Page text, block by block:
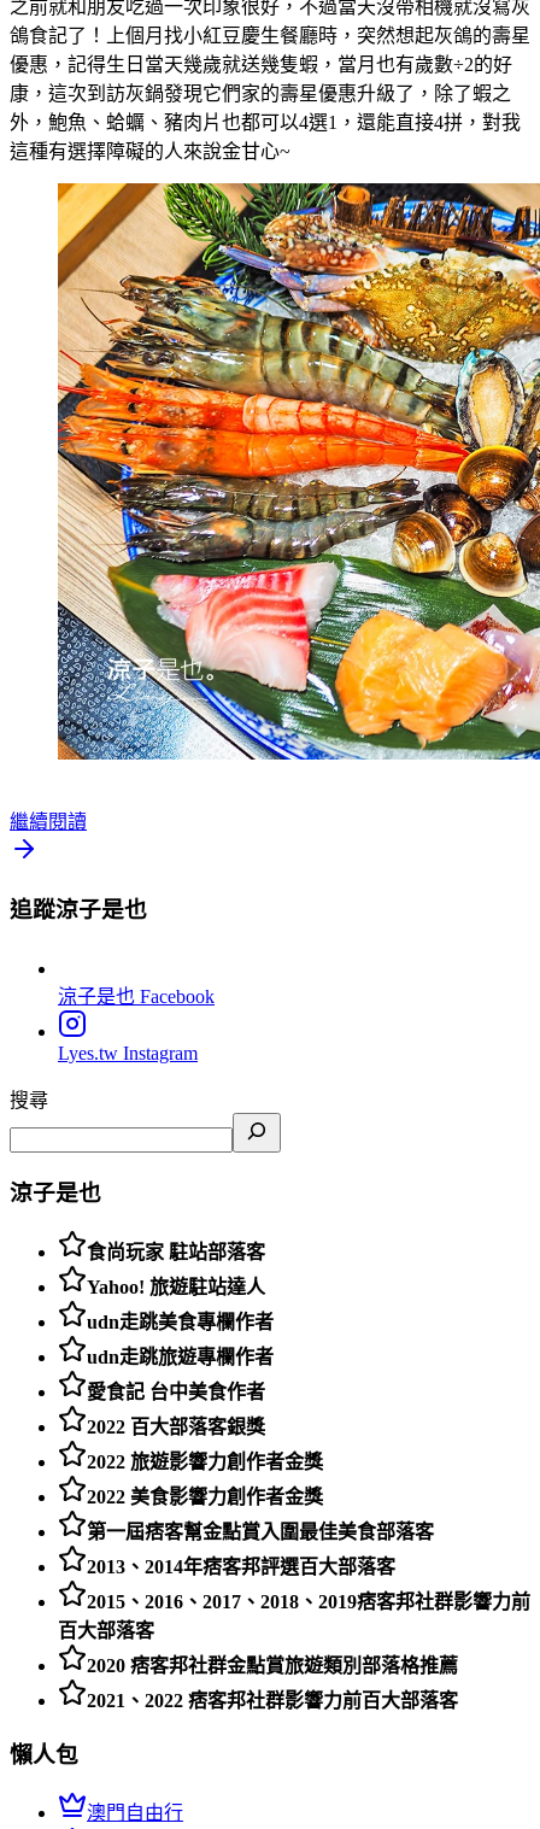
之前就和朋友吃過一次印象很好，不過當天沒帶相機就沒寫灰
鴿食記了！上個月找小紅豆慶生餐廳時，突然想起灰鴿的壽星
優惠，記得生日當天幾歲就送幾隻蝦，當月也有歲數÷2的好
康，這次到訪灰鍋發現它們家的壽星優惠升級了，除了蝦之
外，鮑魚、蛤蠣、豬肉片也都可以4選1，還能直接4拼，對我
這種有選擇障礙的人來說金甘心~
繼續閱讀
追蹤涼子是也
涼子是也 Facebook
Lyes.tw Instagram
搜尋
涼子是也
食尚玩家 駐站部落客
Yahoo! 旅遊駐站達人
udn走跳美食專欄作者
udn走跳旅遊專欄作者
愛食記 台中美食作者
2022 百大部落客銀獎
2022 旅遊影響力創作者金獎
2022 美食影響力創作者金獎
第一屆痞客幫金點賞入圍最佳美食部落客
2013、2014年痞客邦評選百大部落客
2015、2016、2017、2018、2019痞客邦社群影響力前
百大部落客
2020 痞客邦社群金點賞旅遊類別部落格推薦
2021、2022 痞客邦社群影響力前百大部落客
懶人包
澳門自由行